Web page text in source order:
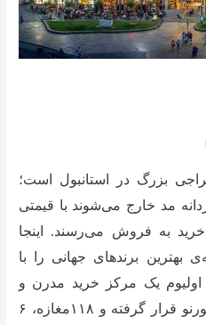
بزرگ در استانبول است؛
مد خارج می‌شوند با قیمتی
به فروش می‌رسند. اینجا
بهترین برند‌های جهانی را با
اولیوم یک مرکز خرید مدرن و
بزرگ است و در محله‌ زیتون‌بورنو قرار گرفته و ۱۱۸مغازه، ۶